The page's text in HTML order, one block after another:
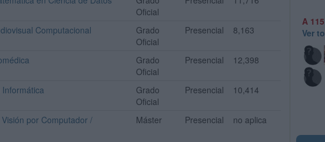
Oficial
Computacional
Grado
Oficial
Presencial 8,163
Grado
Oficial
Presencial 12,398
Grado
Oficial
Presencial 10,414
por Computador /
Máster Presencial no aplica
A
Ver